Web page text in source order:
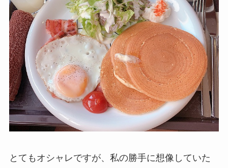
とてもオシャレですが、私の勝手に想像していた